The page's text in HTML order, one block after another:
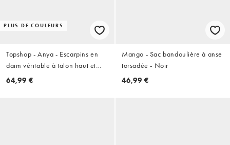
PLUS DE COULEURS
Topshop - Anya - Escarpins en
daim véritable à talon haut et
bride arrière - Noir
64,99 €
Mango - Sac bandoulière à anse
torsadée - Noir
46,99 €